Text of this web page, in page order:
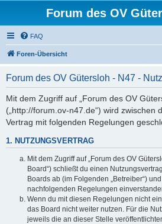
Forum des OV
FAQ
Foren-Übersicht
Forum des OV Gütersloh - N47 -
Mit dem Zugriff auf „Forum des OV
(„http://forum.ov-n47.de“) wird zwischen
Vertrag mit folgenden Regelungen
1. NUTZUNGSVERTRAG
Mit dem Zugriff auf „Forum des OV
Board“) schließt du einen
Boards ab (im Folgenden „Betreiber“)
nachfolgenden Regelungen
Wenn du mit diesen Regelungen nicht
das Board nicht weiter nutzen. Für die
jeweils die an dieser Stelle